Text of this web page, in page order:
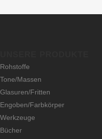
Rohstoffe
Tone/Massen
Glasuren/Fritten
Engoben/Farbkörper
Werkzeuge
Bücher